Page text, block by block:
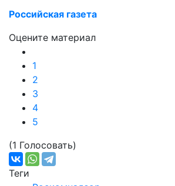
Российская газета
Оцените материал
1
2
3
4
5
(1 Голосовать)
Теги